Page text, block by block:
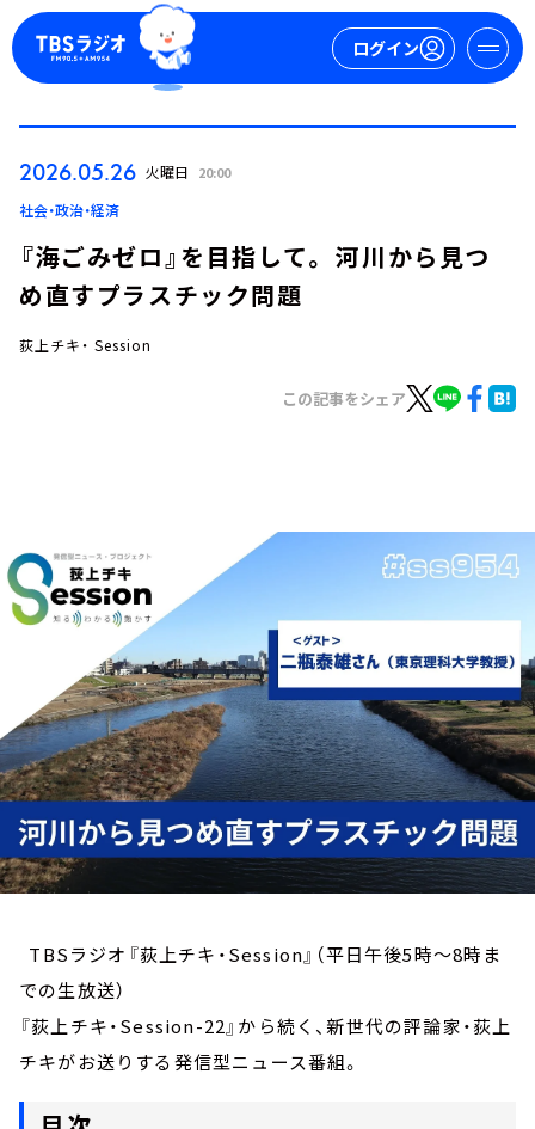
ログイン
お知らせ
イベント・グッズ
YouTube
会社情報
2026.05.26 火曜日 20:00
社会・政治・経済
『海ごみゼロ』を目指して。 河川から見つ
め直すプラスチック問題
荻上チキ・ Session
この記事をシェア
TBSラジオ『荻上チキ・Session』（平日午後5時～8時ま
での生放送）
『荻上チキ・Session-22』から続く、新世代の評論家・荻上
チキがお送りする発信型ニュース番組。